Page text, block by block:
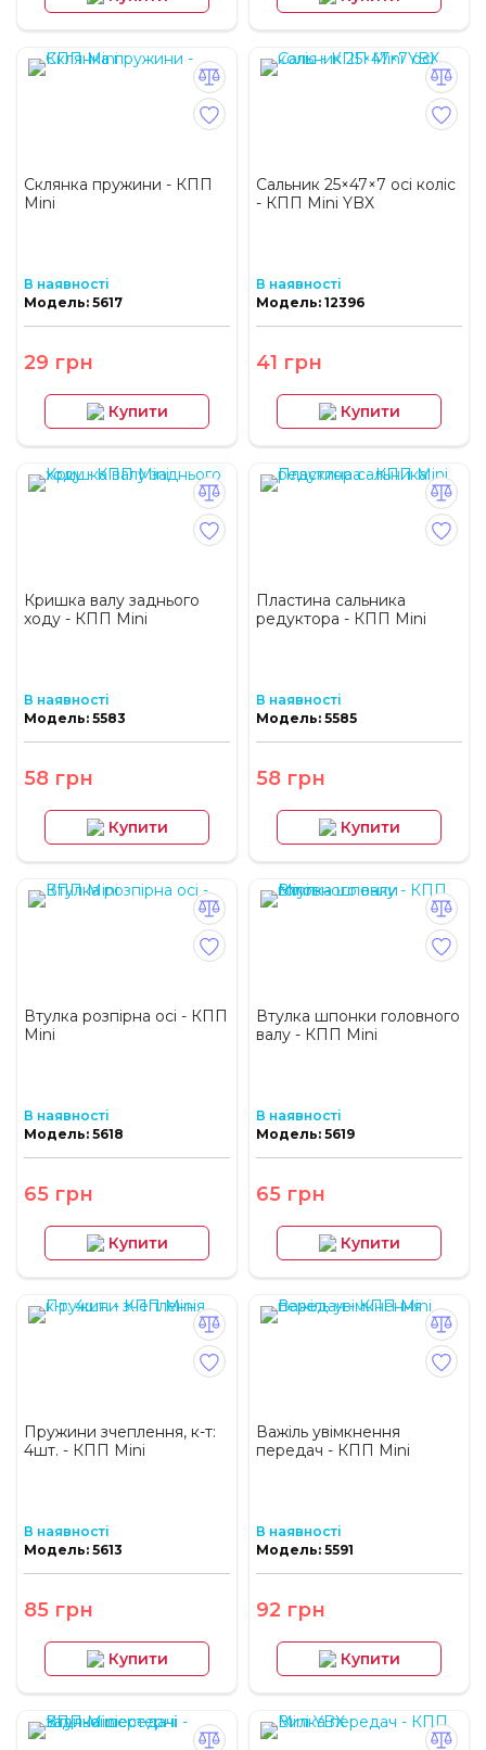
Склянка пружини - КПП
Mini
В наявності
Модель: 5617
29 грн
Купити
Сальник 25×47×7 осі коліс
- КПП Mini YBX
В наявності
Модель: 12396
41 грн
Купити
Кришка валу заднього
ходу - КПП Mini
В наявності
Модель: 5583
58 грн
Купити
Пластина сальника
редуктора - КПП Mini
В наявності
Модель: 5585
58 грн
Купити
Втулка розпірна осі - КПП
Mini
В наявності
Модель: 5618
65 грн
Купити
Втулка шпонки головного
валу - КПП Mini
В наявності
Модель: 5619
65 грн
Купити
Пружини зчеплення, к-т:
4шт. - КПП Mini
В наявності
Модель: 5613
85 грн
Купити
Важіль увімкнення
передач - КПП Mini
В наявності
Модель: 5591
92 грн
Купити